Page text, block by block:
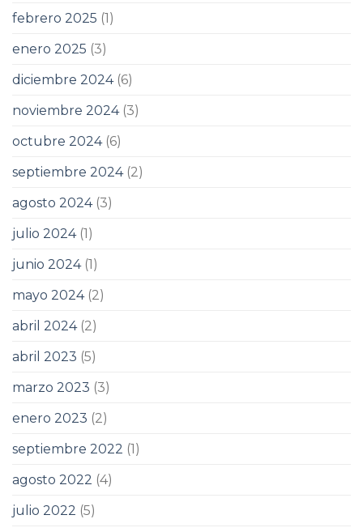
febrero 2025 (1)
enero 2025 (3)
diciembre 2024(6)
noviembre 2024(3)
octubre 2024(6)
septiembre 2024(2)
agosto 2024(3)
julio 2024(1)
junio 2024(1)
mayo 2024(2)
abril 2024(2)
abril 2023 (5)
marzo 2023 (3)
enero 2023 (2)
septiembre 2022 (1)
agosto 2022 (4)
julio 2022 (5)